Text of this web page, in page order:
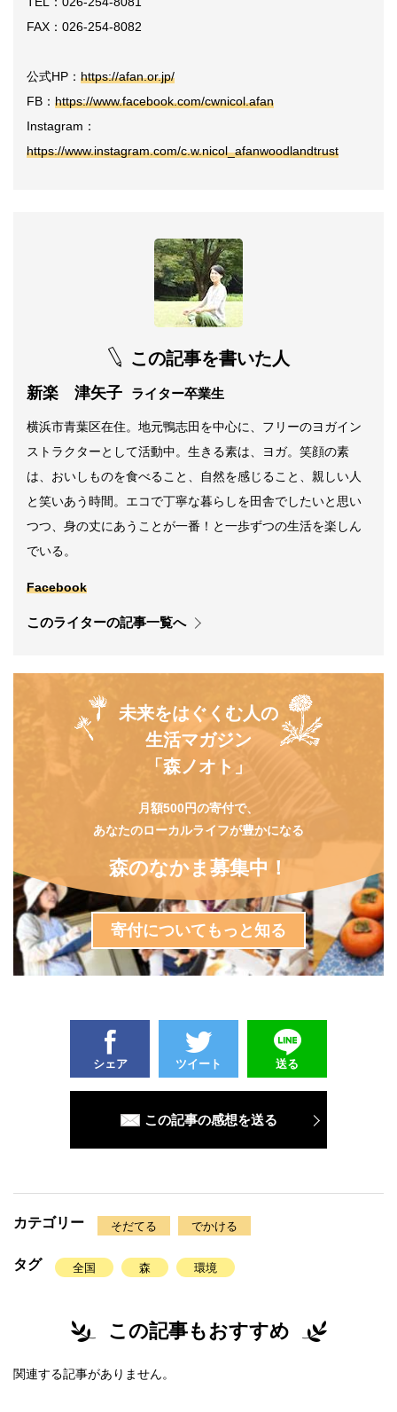
FAX：026-254-8082
公式HP： https://afan.or.jp/
FB： https://www.facebook.com/cwnicol.afan
Instagram：
https://www.instagram.com/c.w.nicol_afanwoodlandtrust
この記事を書いた人
新楽 津矢子 ライター卒業生
横浜市青葉区在住。地元鴨志田を中心に、フリーのヨガイン
ストラクターとして活動中。生きる素は、ヨガ。笑顔の素
は、おいしものを食べること、自然を感じること、親しい人
と笑いあう時間。エコで丁寧な暮らしを田舎でしたいと思い
つつ、身の丈にあうことが一番！と一歩ずつの生活を楽しん
でいる。
Facebook
このライターの記事一覧へ
未来をはぐくむ人の
生活マガジン
「森ノオト」
月額500円の寄付で、
あなたのローカルライフが豊かになる
森のなかま募集中！
寄付についてもっと知る
シェア ツイート 送る
この記事の感想を送る
カテゴリー そだてる でかける
タグ 全国 森 環境
この記事もおすすめ
関連する記事がありません。